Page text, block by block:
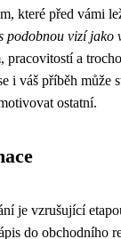
které před vámi
podobnou vizí jako
pracovitostí a
i váš příběh může
ostatní.
je vzrušující
do obchodního